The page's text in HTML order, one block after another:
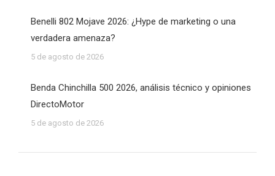
Benelli 802 Mojave 2026: ¿Hype de marketing o una
verdadera amenaza?
5 de agosto de 2026
Benda Chinchilla 500 2026, análisis técnico y opiniones
DirectoMotor
5 de agosto de 2026